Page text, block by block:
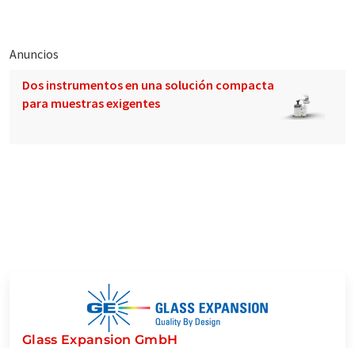
Anuncios
Dos instrumentos en una solución compacta
para muestras exigentes
Glass Expansion GmbH